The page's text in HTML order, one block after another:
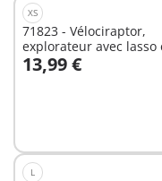
XS
71823 - Vélociraptor,
explorateur avec lasso
marmotte
13,99 €
Au panier
L